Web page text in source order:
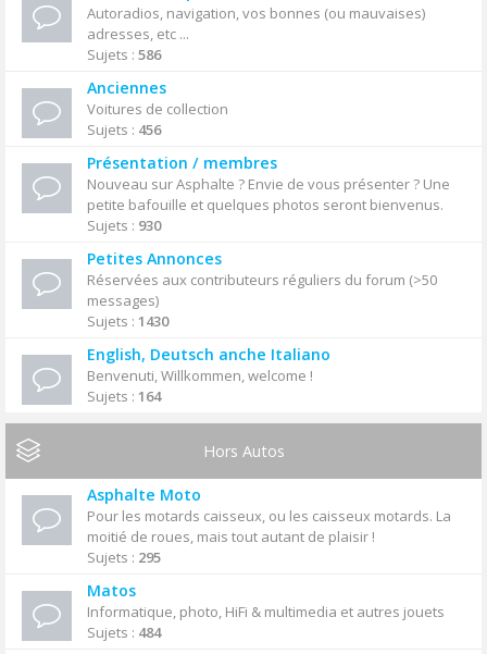
Autoradios, navigation, vos bonnes (ou mauvaises)
adresses, etc ...
Sujets : 586
Anciennes
Voitures de collection
Sujets : 456
Présentation / membres
Nouveau sur Asphalte ? Envie de vous présenter ? Une
petite bafouille et quelques photos seront bienvenus.
Sujets : 930
Petites Annonces
Réservées aux contributeurs réguliers du forum (>50
messages)
Sujets : 1430
English, Deutsch anche Italiano
Benvenuti, Willkommen, welcome !
Sujets : 164
Hors Autos
Asphalte Moto
Pour les motards caisseux, ou les caisseux motards. La
moitié de roues, mais tout autant de plaisir !
Sujets : 295
Matos
Informatique, photo, HiFi & multimedia et autres jouets
Sujets : 484